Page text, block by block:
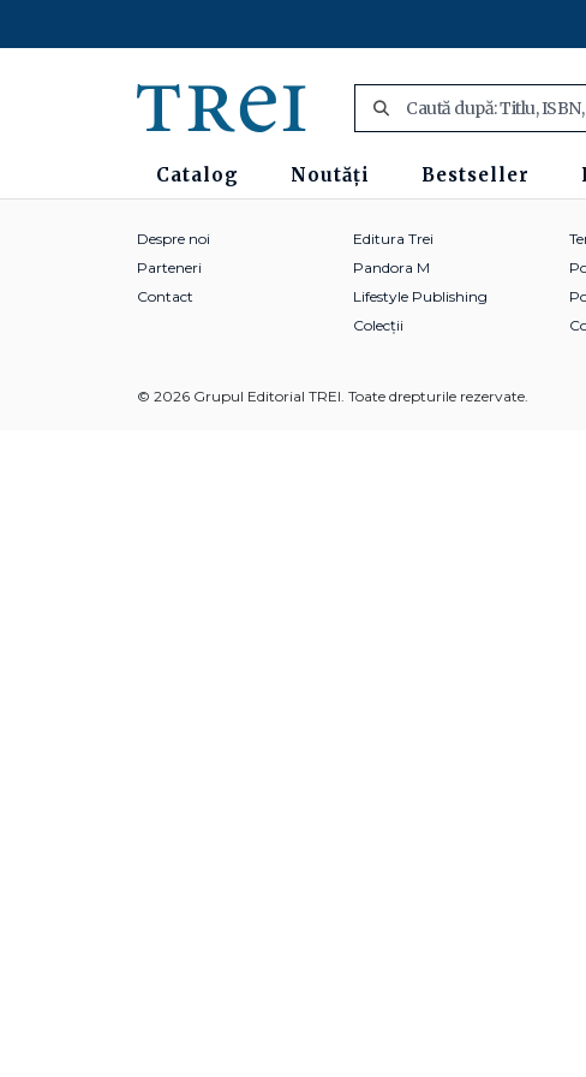
Catalog Noutăți Bestseller
Despre noi
Parteneri
Contact
Editura Trei
Pandora M
Lifestyle Publishing
Colecții
© 2026 Grupul Editorial TREI. Toate drepturile rezervate.